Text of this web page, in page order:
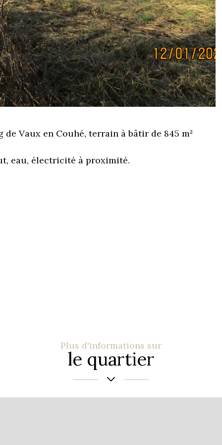
de Vaux en Couhé, terrain à bâtir de 845 m²
eau, électricité à proximité.
Plus d'informations sur
le quartier